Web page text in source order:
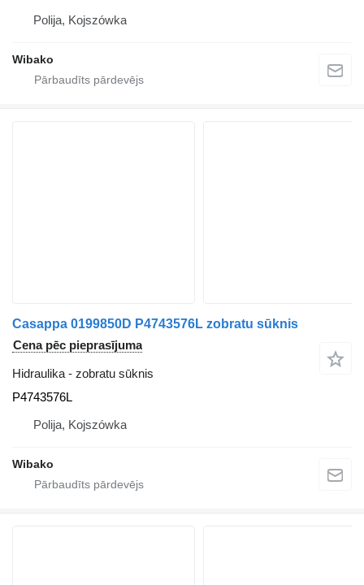
Polija, Kojszówka
Wibako
Casappa 0199850D P4743576L zobratu sūknis
Cena pēc pieprasījuma
Hidraulika - zobratu sūknis
P4743576L
Polija, Kojszówka
Wibako